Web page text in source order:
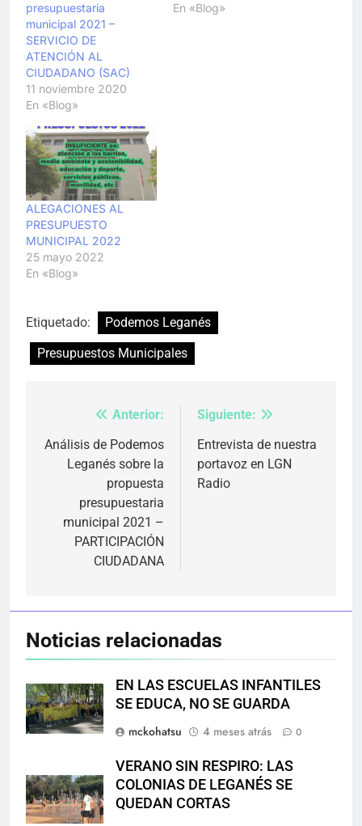
presupuestaria
municipal 2021 –
SERVICIO DE
ATENCIÓN AL
CIUDADANO (SAC)
11 noviembre 2020
En «Blog»
En «Blog»
ALEGACIONES AL
PRESUPUESTO
MUNICIPAL 2022
25 mayo 2022
En «Blog»
Etiquetado:
Podemos Leganés
Presupuestos Municipales
Navegación
de
entradas
Anterior:
Análisis de Podemos
Leganés sobre la
propuesta
presupuestaria
municipal 2021 –
PARTICIPACIÓN
CIUDADANA
Siguiente:
Entrevista de nuestra
portavoz en LGN
Radio
Noticias relacionadas
EN LAS ESCUELAS INFANTILES
SE EDUCA, NO SE GUARDA
mckohatsu
4 meses atrás 0
VERANO SIN RESPIRO: LAS
COLONIAS DE LEGANÉS SE
QUEDAN CORTAS